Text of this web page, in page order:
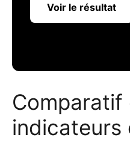
Voir le résultat
Comparatif
indicateurs